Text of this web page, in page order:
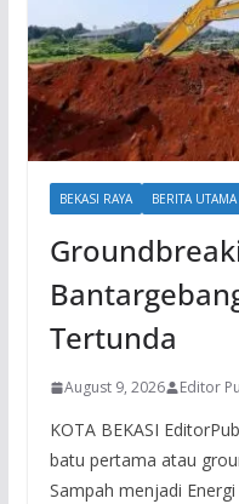
BEKASI RAYA BERITA UTAMA
Tertunda
August 9, 2026 Editor
KOTA BEKASI
batu pertama atau
Sampah menjadi